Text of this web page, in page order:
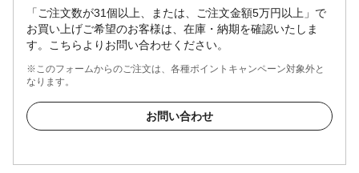
「ご注文数が31個以上、または、ご注文金額5万円以上」で
お買い上げご希望のお客様は、在庫・納期を確認いたしま
す。こちらよりお問い合わせください。
※このフォームからのご注文は、各種ポイントキャンペーン対象外と
なります。
お問い合わせ